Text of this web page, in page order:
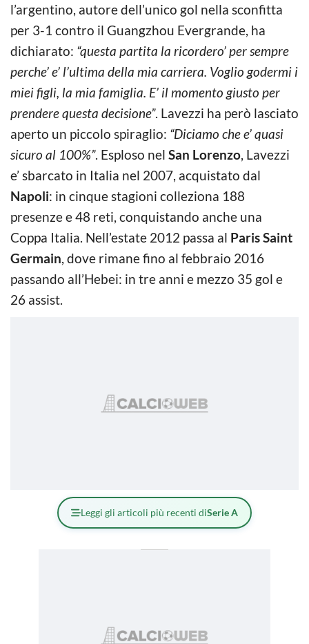
l’argentino, autore dell’unico gol nella sconfitta
per 3-1 contro il Guangzhou Evergrande, ha
dichiarato: “questa partita la ricordero’ per sempre
perche’ e’ l’ultima della mia carriera. Voglio godermi i
miei figli, la mia famiglia. E’ il momento giusto per
prendere questa decisione”. Lavezzi ha però lasciato
aperto un piccolo spiraglio: “Diciamo che e’ quasi
sicuro al 100%”. Esploso nel San Lorenzo, Lavezzi
e’ sbarcato in Italia nel 2007, acquistato dal
Napoli: in cinque stagioni colleziona 188
presenze e 48 reti, conquistando anche una
Coppa Italia. Nell’estate 2012 passa al Paris Saint
Germain, dove rimane fino al febbraio 2016
passando all’Hebei: in tre anni e mezzo 35 gol e
26 assist.
Leggi gli articoli più recenti diSerie A